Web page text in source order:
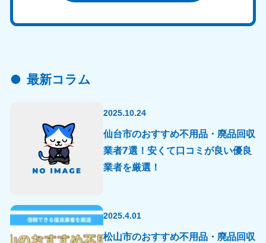
最新コラム
2025.10.24
仙台市のおすすめ不用品・廃品回収
業者7選！安くて口コミが良い優良
業者を厳選！
2025.4.01
松山市のおすすめ不用品・廃品回収